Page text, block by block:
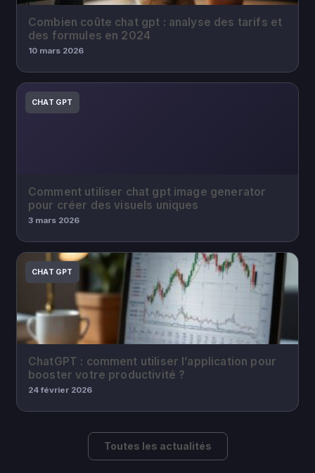
Combien coûte chat gpt : analyse des tarifs et
des formules en 2024
10 mars 2026
CHAT GPT
Comment utiliser chat gpt image generator
pour créer des visuels uniques
3 mars 2026
CHAT GPT
ChatGPT : comment utiliser l’application pour
booster votre productivité ?
24 février 2026
Toutes les actualités